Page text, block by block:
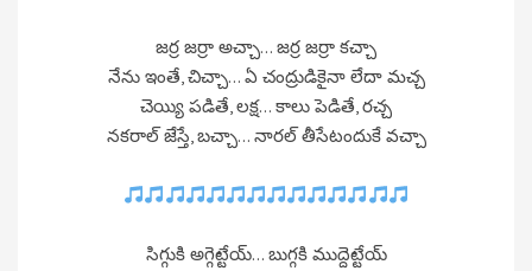
జర్ర జర్రా అచ్చా… జర్ర జర్రా కచ్చా
నేను ఇంతే, చిచ్చా… ఏ చంద్రుడికైనా లేదా మచ్చ
చెయ్యి పడితే, లక్ష… కాలు పెడితే, రచ్చ
నకరాల్ జేస్తే, బచ్చా… నారల్ తీసేటందుకే వచ్చా
సిగ్గుకి అగ్గెట్టేయ్… బుగ్గకి ముద్దెట్టేయ్